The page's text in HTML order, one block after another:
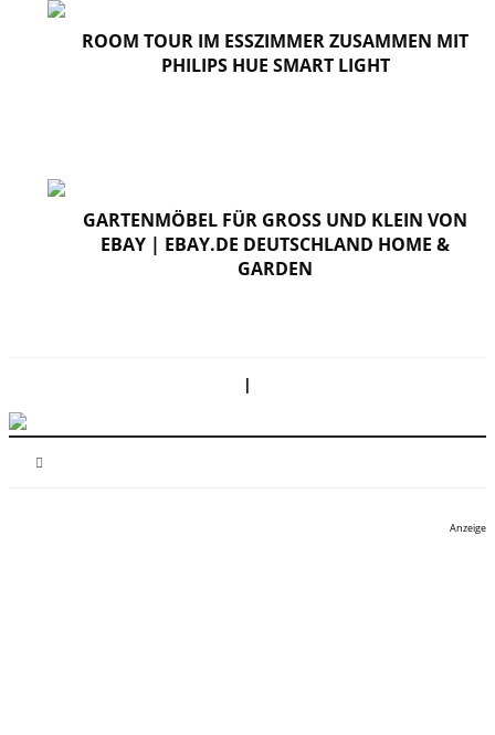
ROOM TOUR IM ESSZIMMER ZUSAMMEN MIT
PHILIPS HUE SMART LIGHT
GARTENMÖBEL FÜR GROSS UND KLEIN VON E
BAY | EBAY.DE DEUTSCHLAND HOME & G
ARDEN
|
Anzeige